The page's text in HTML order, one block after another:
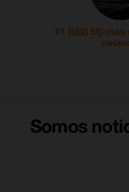
#1 RED 5G
Somos